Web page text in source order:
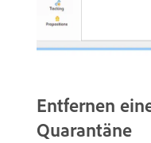
Entfernen
Quarantäne